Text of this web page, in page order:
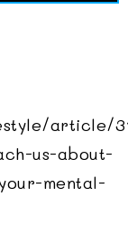
article/
us-about-
mental-